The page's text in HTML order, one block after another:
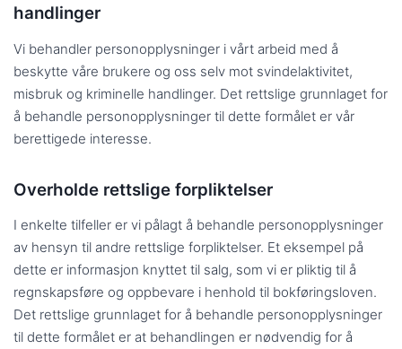
handlinger
Vi behandler personopplysninger i vårt arbeid med å
beskytte våre brukere og oss selv mot svindelaktivitet,
misbruk og kriminelle handlinger. Det rettslige grunnlaget for
å behandle personopplysninger til dette formålet er vår
berettigede interesse.
Overholde rettslige forpliktelser
I enkelte tilfeller er vi pålagt å behandle personopplysninger
av hensyn til andre rettslige forpliktelser. Et eksempel på
dette er informasjon knyttet til salg, som vi er pliktig til å
regnskapsføre og oppbevare i henhold til bokføringsloven.
Det rettslige grunnlaget for å behandle personopplysninger
til dette formålet er at behandlingen er nødvendig for å